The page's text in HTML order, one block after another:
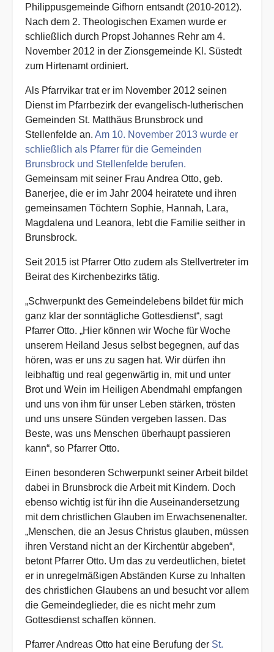
Philippusgemeinde Gifhorn entsandt (2010-2012).
Nach dem 2. Theologischen Examen wurde er
schließlich durch Propst Johannes Rehr am 4.
November 2012 in der Zionsgemeinde Kl. Süstedt
zum Hirtenamt ordiniert.
Als Pfarrvikar trat er im November 2012 seinen
Dienst im Pfarrbezirk der evangelisch-lutherischen
Gemeinden St. Matthäus Brunsbrock und
Stellenfelde an. Am 10. November 2013 wurde er
schließlich als Pfarrer für die Gemeinden
Brunsbrock und Stellenfelde berufen.
Gemeinsam mit seiner Frau Andrea Otto, geb.
Banerjee, die er im Jahr 2004 heiratete und ihren
gemeinsamen Töchtern Sophie, Hannah, Lara,
Magdalena und Leanora, lebt die Familie seither in
Brunsbrock.
Seit 2015 ist Pfarrer Otto zudem als Stellvertreter im
Beirat des Kirchenbezirks tätig.
„Schwerpunkt des Gemeindelebens bildet für mich
ganz klar der sonntägliche Gottesdienst“, sagt
Pfarrer Otto. „Hier können wir Woche für Woche
unserem Heiland Jesus selbst begegnen, auf das
hören, was er uns zu sagen hat. Wir dürfen ihn
leibhaftig und real gegenwärtig in, mit und unter
Brot und Wein im Heiligen Abendmahl empfangen
und uns von ihm für unser Leben stärken, trösten
und uns unsere Sünden vergeben lassen. Das
Beste, was uns Menschen überhaupt passieren
kann“, so Pfarrer Otto.
Einen besonderen Schwerpunkt seiner Arbeit bildet
dabei in Brunsbrock die Arbeit mit Kindern. Doch
ebenso wichtig ist für ihn die Auseinandersetzung
mit dem christlichen Glauben im Erwachsenenalter.
„Menschen, die an Jesus Christus glauben, müssen
ihren Verstand nicht an der Kirchentür abgeben“,
betont Pfarrer Otto. Um das zu verdeutlichen, bietet
er in unregelmäßigen Abständen Kurse zu Inhalten
des christlichen Glaubens an und besucht vor allem
die Gemeindeglieder, die es nicht mehr zum
Gottesdienst schaffen können.
Pfarrer Andreas Otto hat eine Berufung der St.